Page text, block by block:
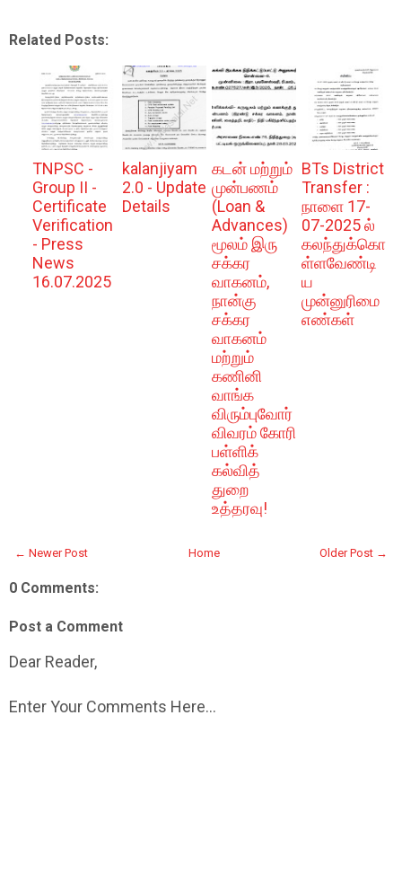
Related Posts:
TNPSC -
Group II -
Certificate
Verification
- Press
News
16.07.2025
kalanjiyam
2.0 - Update
Details
கடன் மற்றும்
முன்பணம்
(Loan &
Advances)
மூலம் இரு
சக்கர
வாகனம்,
நான்கு
சக்கர
வாகனம்
மற்றும்
கணினி
வாங்க
விரும்புவோர்
விவரம் கோரி
பள்ளிக்
கல்வித்
துறை
உத்தரவு!
BTs District
Transfer :
நாளை 17-
07-2025 ல்
கலந்துக்கொ
ள்ளவேண்டி
ய
முன்னுரிமை
எண்கள்
← Newer Post Older Post →
Home
0 Comments:
Post a Comment
Dear Reader,
Enter Your Comments Here...